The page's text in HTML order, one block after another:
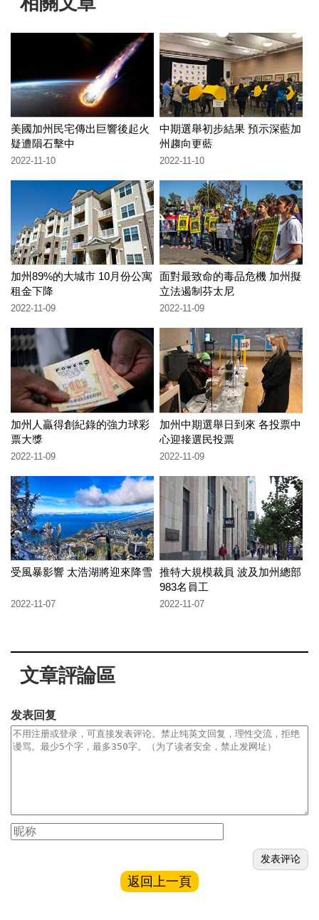
美國加州民宅傳出巨響後起火
疑遭隕石擊中
2022-11-10
中期選舉初步結果 預示深藍加
州趨向更藍
2022-11-10
加州89%的大城市 10月份公寓
租金下降
2022-11-09
面對最致命的毒品危機 加州擬
立法遏制芬太尼
2022-11-09
加州人贏得創紀錄的強力球彩
票大獎
2022-11-09
加州中期選舉日到來 各投票中
心迎接選民投票
2022-11-09
受風暴影響 太浩湖將迎來降雪
2022-11-07
推特大規模裁員 波及加州總部
983名員工
2022-11-07
文章評論區
发表回复
返回上一頁